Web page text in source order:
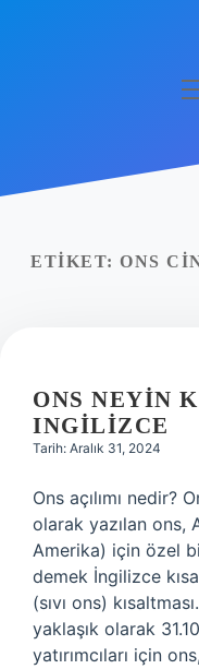
Yasal Uyarı
ETIKET: ONS
ONS NEYIN
INGILIZCE
Tarih: Aralık 31, 2024
Ons açılımı nedir?
olarak yazılan ons,
Amerika) için özel
demek İngilizce
(sıvı ons)
yaklaşık olarak
yatırımcıları için